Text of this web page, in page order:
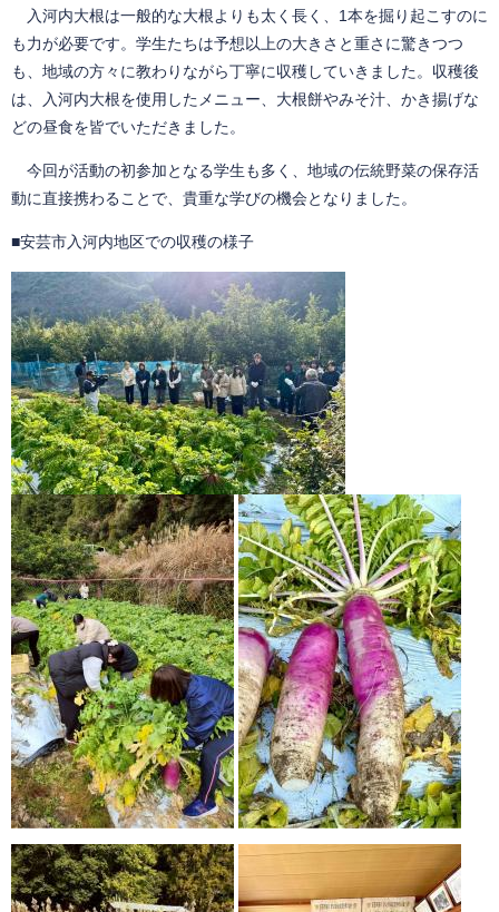
入河内大根は一般的な大根よりも太く長く、1本を掘り起こすのに
も力が必要です。学生たちは予想以上の大きさと重さに驚きつつ
も、地域の方々に教わりながら丁寧に収穫していきました。収穫後
は、入河内大根を使用したメニュー、大根餅やみそ汁、かき揚げな
どの昼食を皆でいただきました。
今回が活動の初参加となる学生も多く、地域の伝統野菜の保存活
動に直接携わることで、貴重な学びの機会となりました。
■安芸市入河内地区での収穫の様子